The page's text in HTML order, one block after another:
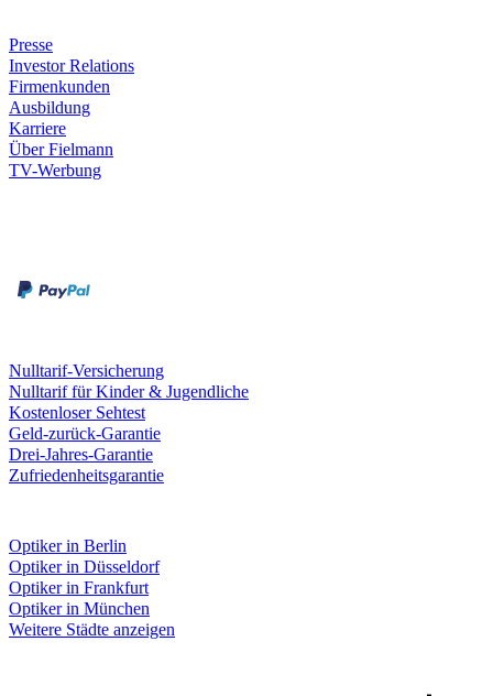
Presse
Investor Relations
Firmenkunden
Ausbildung
Karriere
Über Fielmann
TV-Werbung
Nulltarif-Versicherung
Nulltarif für Kinder & Jugendliche
Kostenloser Sehtest
Geld-zurück-Garantie
Drei-Jahres-Garantie
Zufriedenheitsgarantie
Optiker in Berlin
Optiker in Düsseldorf
Optiker in Frankfurt
Optiker in München
Weitere Städte anzeigen